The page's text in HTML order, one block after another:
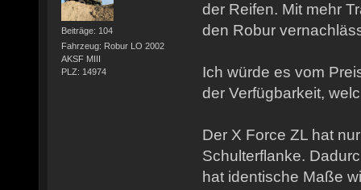
Beiträge: 104
Fahrzeug: Robur LO 2002
AKSF MIII
PLZ: 14974
der Reifen. Mit mehr
den Robur
Ich würde es vom
der Verfügbarkeit,
Der X Force ZL hat
Schulterflanke.
hat identische Maße